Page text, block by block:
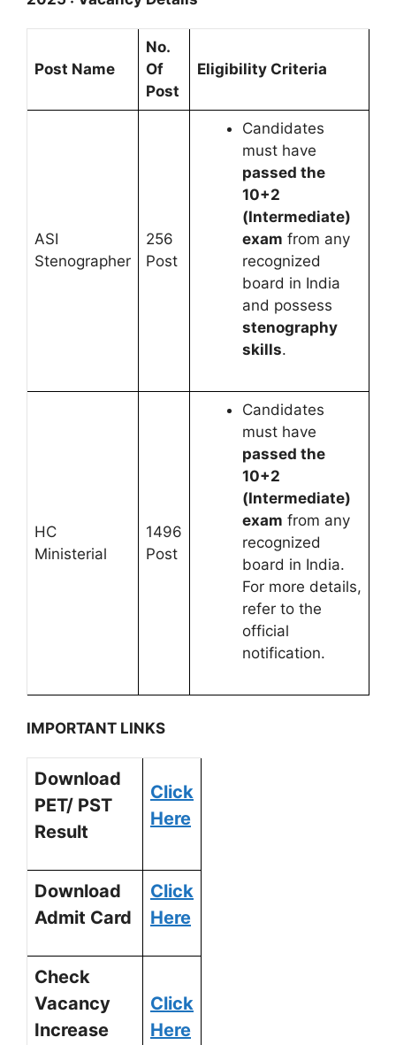
Post Name
No.
Of
Post
Eligibility Criteria
ASI
Stenographer
256
Post
Candidates
must have
passed the
10+2
(Intermediate)
exam from any
recognized
board in India
and possess
stenography
skills.
HC
Ministerial
1496
Post
Candidates
must have
passed the
10+2
(Intermediate)
exam from any
recognized
board in India.
For more details,
refer to the
official
notification.
IMPORTANT LINKS
Download
PET/ PST
Result
Click
Here
Download
Admit Card
Click
Here
Check
Vacancy
Increase
Click
Here